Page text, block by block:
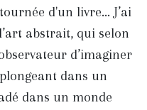
d'un livre... J’ai
abstrait, qui selon
d’imaginer
dans un
dans un monde